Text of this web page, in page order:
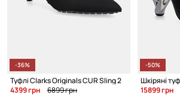
-36%
Туфлі Clarks Originals CUR Sling 2
4399 грн
6899 грн
-50%
15899 грн